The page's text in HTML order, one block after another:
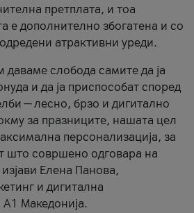
претплата, и тоа
е дополнително збогатена и со
атрактивни уреди.
даваме слобода самите да ја
и да ја приспособат според
— лесно, брзо и дигитално
за празниците, нашата цел
персонализација, за
што совршено одговара на
Елена Панова,
и дигитална
Македонија.